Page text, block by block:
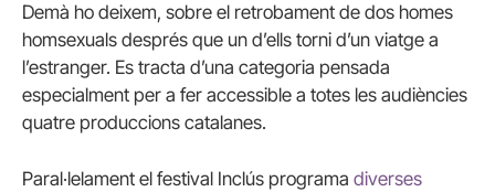
Demà ho deixem, sobre el retrobament de dos homes
homsexuals després que un d’ells torni d’un viatge a
l’estranger. Es tracta d’una categoria pensada
especialment per a fer accessible a totes les audiències
quatre produccions catalanes.
Paral·lelament el festival Inclús programa diverses